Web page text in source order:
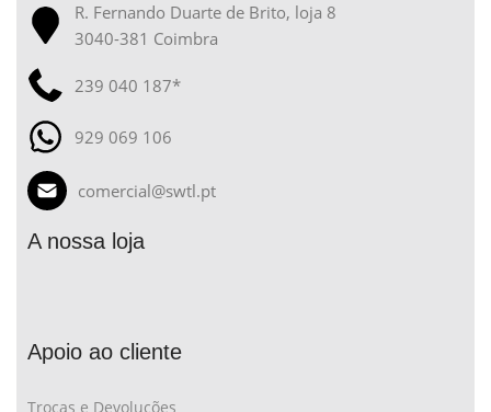
R. Fernando Duarte de Brito, loja 8
3040-381 Coimbra
239 040 187*
929 069 106
comercial@swtl.pt
A nossa loja
Apoio ao cliente
Trocas e Devoluções